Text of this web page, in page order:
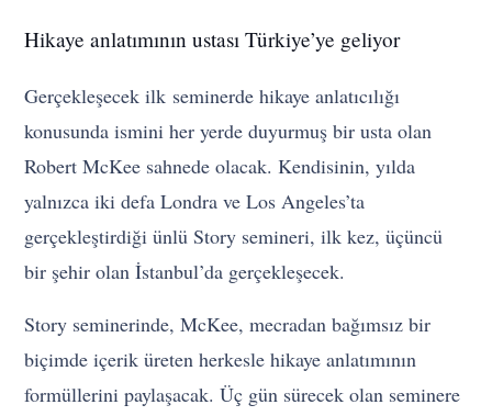
Hikaye anlatımının ustası Türkiye’ye geliyor
Gerçekleşecek ilk seminerde hikaye anlatıcılığı
konusunda ismini her yerde duyurmuş bir usta olan
Robert McKee sahnede olacak. Kendisinin, yılda
yalnızca iki defa Londra ve Los Angeles’ta
gerçekleştirdiği ünlü Story semineri, ilk kez, üçüncü
bir şehir olan İstanbul’da gerçekleşecek.
Story seminerinde, McKee, mecradan bağımsız bir
biçimde içerik üreten herkesle hikaye anlatımının
formüllerini paylaşacak. Üç gün sürecek olan seminere